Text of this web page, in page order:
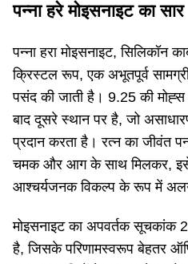
पन्ना हरे मोइसनाइट का सार
पन्ना हरा मोइसनाइट, सिलिकॉन
क्रिस्टल रूप, एक अभूतपूर्व
पसंद की जाती है। 9.25 की
बाद दूसरे स्थान पर है, जो
प्रदान करता है। रत्न का जीवंत
चमक और आग के साथ मिलकर, इसे
आश्चर्यजनक विकल्प के रूप में
मोइसनाइट का अपवर्तक सूचकांक
है, जिसके परिणामस्वरूप बेहतर